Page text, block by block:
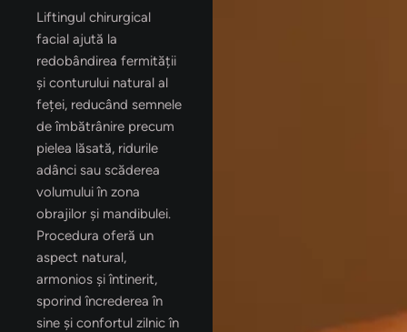
Liftingul chirurgical
facial ajută la
redobândirea fermității
și conturului natural al
feței, reducând semnele
de îmbătrânire precum
pielea lăsată, ridurile
adânci sau scăderea
volumului în zona
obrajilor și mandibulei.
Procedura oferă un
aspect natural,
armonios și întinerit,
sporind încrederea în
sine și confortul zilnic în